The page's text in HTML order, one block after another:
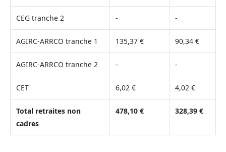
CEG tranche 2 - -
AGIRC-ARRCO tranche 1 135,37 € 90,34 €
AGIRC-ARRCO tranche 2 - -
CET 6,02 € 4,02 €
Total retraites non
cadres
478,10 € 328,39 €